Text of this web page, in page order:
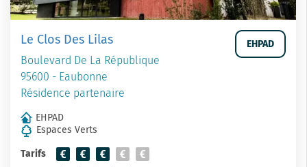
Le Clos Des Lilas
Boulevard De La République
95600 - Eaubonne
Résidence partenaire
EHPAD
EHPAD
Espaces Verts
Tarifs